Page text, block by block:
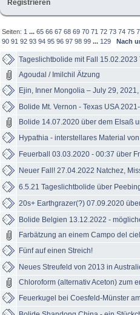
Registrieren
Seiten: 1 ...65 66 67 68 69 70 71 72 73 74 75
90 91 92 93 94 95 96 97 98 99 ... 129 Nach
Tageslichtbolide mit Fall 15.02.2023
Agoudal / Imilchil Ätzung
Ejin, Inner Mongolia – July 29,
Bolide Mt. Vernon - Texas USA
Bolide 14.07.2020 über dem Elsaß
Hypathia - interstellares Material
Feuerball 03.03.2020 - 00:37 über
Neuer Fall! 27.04.2022 Natchez,
6.5.21 Tageslichtbolide über
20s+ Earthgrazer(?) 07.09.2020
Bolide Belgien 13.12.2022 -
Farbätzung an einem Campo del
Fünf auf einen Streich!
Neues Streufeld von 2013 in
Chloroform (alternativ Aceton) zum
Feuerkugel bei Coesfeld-Münster